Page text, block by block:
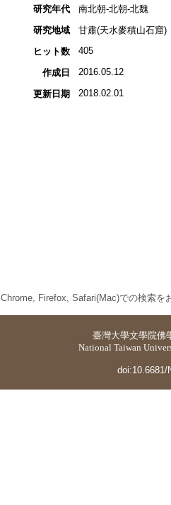
研究年代
南北朝-北朝-北魏
研究地域
甘肅(天水麥積山石窟)
ヒット数
405
作成日 2016.05.12
更新日期 2018.02.01
Chrome, Firefox, Safari(Mac)での検索を
臺灣大學文學院佛
National Taiwan
doi:10.6681/